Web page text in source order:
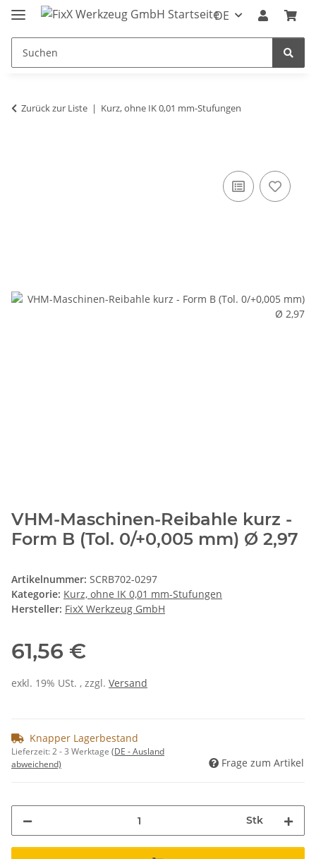
DE
Zurück zur Liste Kurz, ohne IK 0,01 mm-Stufungen
VHM-Maschinen-Reibahle kurz -
Form B (Tol. 0/+0,005 mm) Ø 2,97
Artikelnummer: SCRB702-0297
Kategorie: Kurz, ohne IK 0,01 mm-Stufungen
Hersteller: FixX Werkzeug GmbH
61,56 €
exkl. 19% USt. , zzgl. Versand
Knapper Lagerbestand
Lieferzeit:2 - 3 Werktage (DE - Ausland
abweichend)
Frage zum Artikel
Stk